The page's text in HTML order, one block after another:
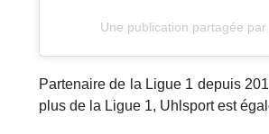
Une publication partagée
Partenaire de la Ligue 1 depuis
plus de la Ligue 1, Uhlsport est